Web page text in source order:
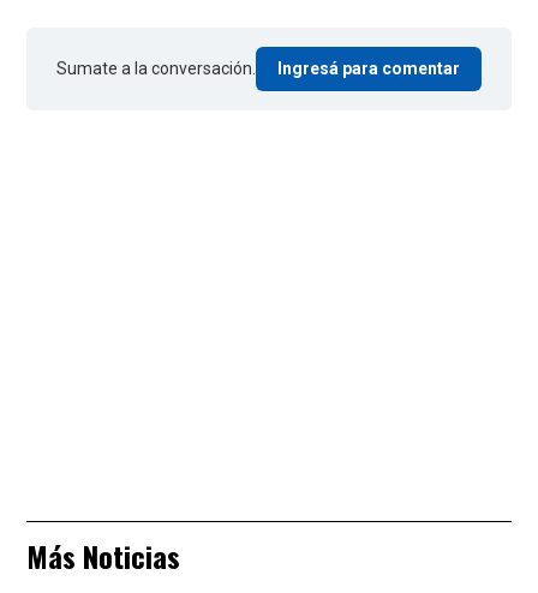
Sumate a la conversación. Ingresá para comentar
Más Noticias